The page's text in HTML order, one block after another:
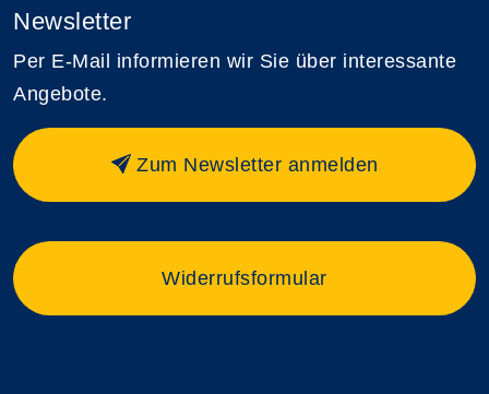
Newsletter
Per E-Mail informieren wir Sie über interessante
Angebote.
Zum Newsletter anmelden
Widerrufsformular